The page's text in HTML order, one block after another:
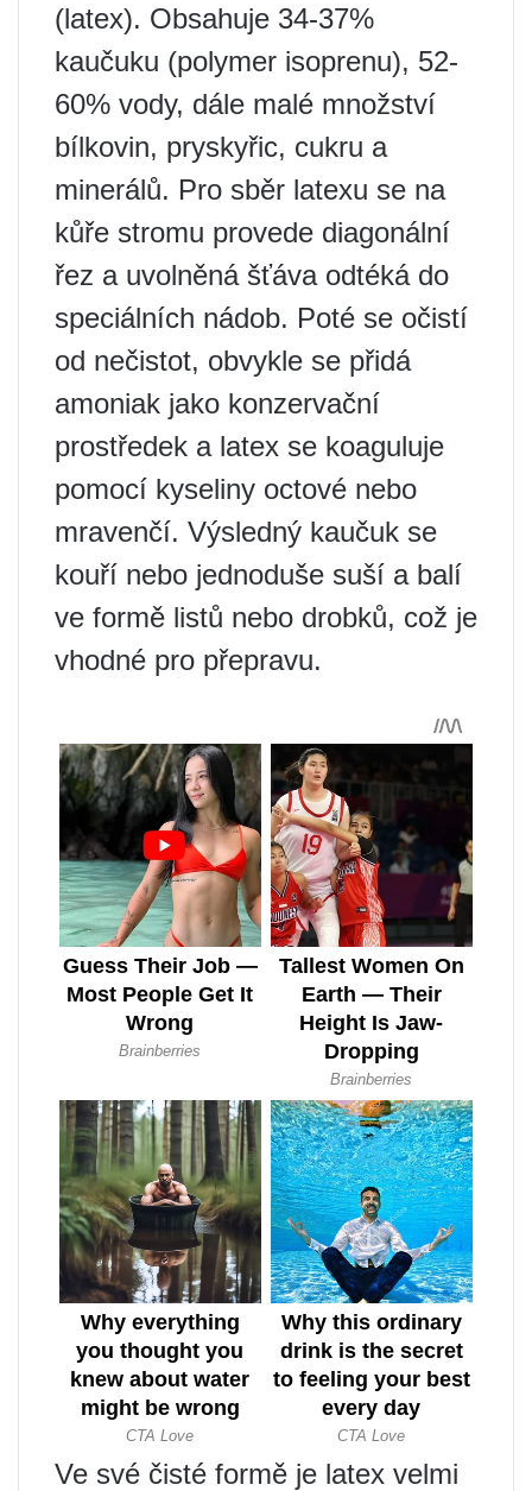
(latex). Obsahuje 34-37%
kaučuku (polymer isoprenu), 52-
60% vody, dále malé množství
bílkovin, pryskyřic, cukru a
minerálů. Pro sběr latexu se na
kůře stromu provede diagonální
řez a uvolněná šťáva odtéká do
speciálních nádob. Poté se očistí
od nečistot, obvykle se přidá
amoniak jako konzervační
prostředek a latex se koaguluje
pomocí kyseliny octové nebo
mravenčí. Výsledný kaučuk se
kouří nebo jednoduše suší a balí
ve formě listů nebo drobků, což je
vhodné pro přepravu.
Ve své čisté formě je latex velmi